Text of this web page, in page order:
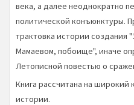
века, а далее неоднократно
политической конъюнктуры.
трактовка истории создания
Мамаевом, побоище", иначе
Летописной повестью о
Книга рассчитана на широкий
истории.